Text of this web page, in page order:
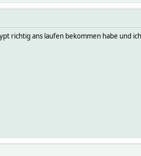
richtig ans laufen bekommen habe und